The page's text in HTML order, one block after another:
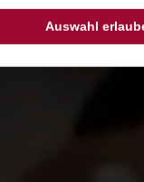
Auswahl